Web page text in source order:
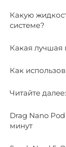
Какую
системе?
Какая лучшая
Как
Читайте далее:
Drag Nano
минут